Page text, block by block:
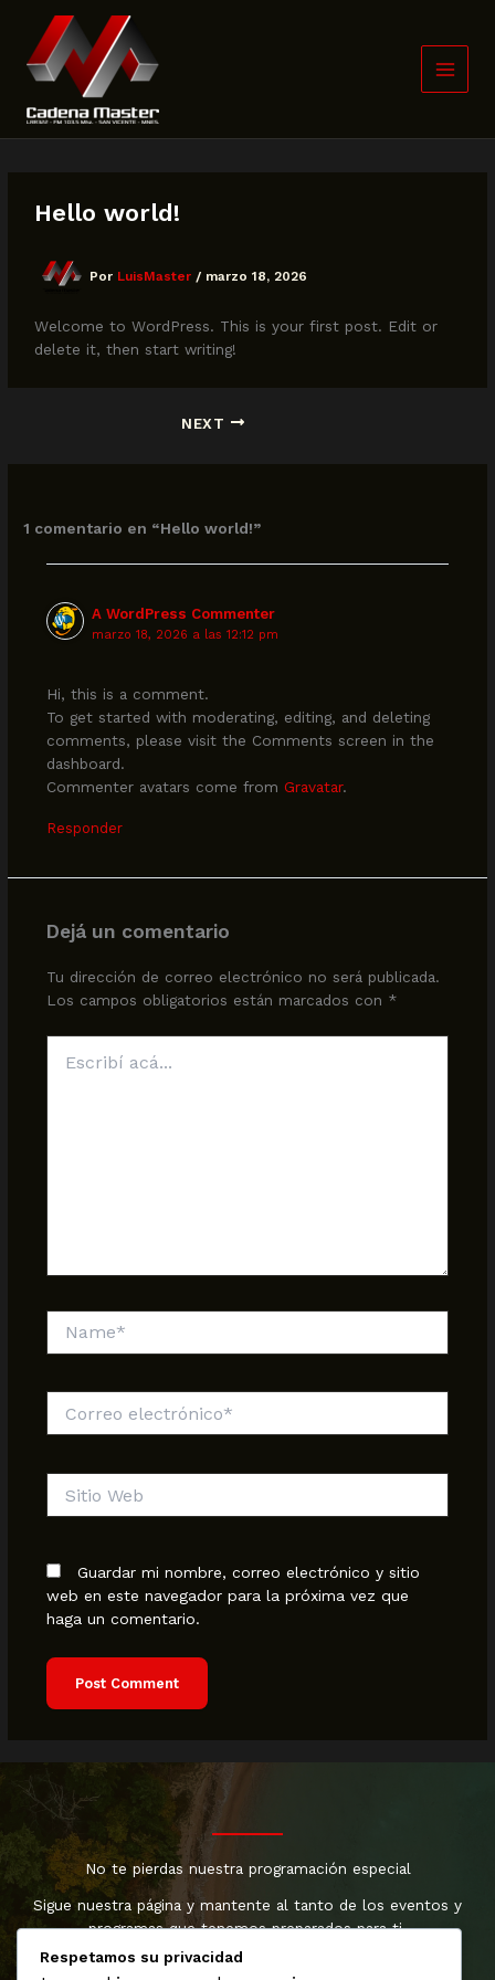
contenido
Hello world!
Por LuisMaster / marzo 18, 2026
Welcome to WordPress. This is your first post. Edit or
delete it, then start writing!
NEXT
1 comentario en “Hello world!”
A WordPress Commenter
marzo 18, 2026 a las 12:12 pm
Hi, this is a comment.
To get started with moderating, editing, and deleting
comments, please visit the Comments screen in the
dashboard.
Commenter avatars come from Gravatar.
Responder
Dejá un comentario
Tu dirección de correo electrónico no será publicada.
Los campos obligatorios están marcados con *
acá...
electrónico*
Web
Guardar mi nombre, correo electrónico y sitio
web en este navegador para la próxima vez que
haga un comentario.
No te pierdas nuestra programación especial
Sigue nuestra página y mantente al tanto de los eventos y
programas que tenemos preparados para ti.
Respetamos su privacidad